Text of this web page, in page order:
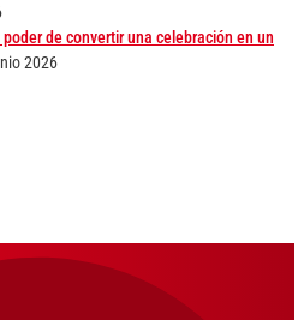
de convertir una celebración en un
2026